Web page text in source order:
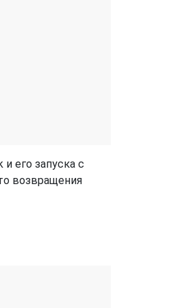
его запуска с
возвращения